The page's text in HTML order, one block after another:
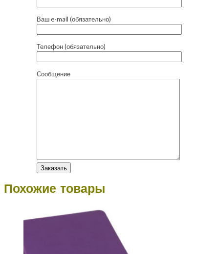
Ваш e-mail (обязательно)
Телефон (обязательно)
Сообщение
Похожие товары